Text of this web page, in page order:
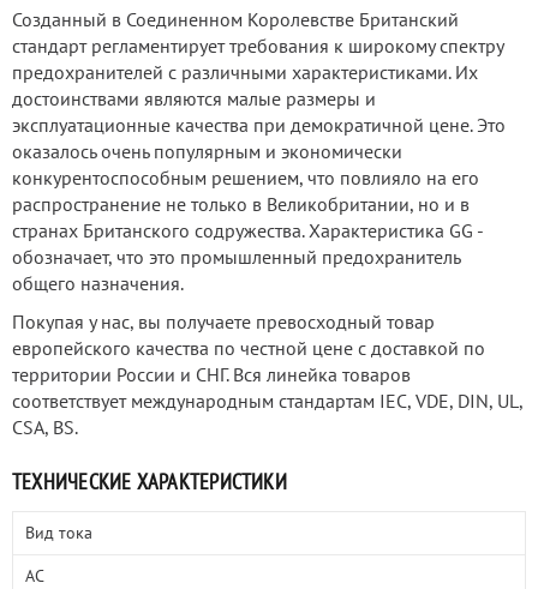
Созданный в Соединенном Королевстве Британский
стандарт регламентирует требования к широкому спектру
предохранителей с различными характеристиками. Их
достоинствами являются малые размеры и
эксплуатационные качества при демократичной цене. Это
оказалось очень популярным и экономически
конкурентоспособным решением, что повлияло на его
распространение не только в Великобритании, но и в
странах Британского содружества. Характеристика GG -
обозначает, что это промышленный предохранитель
общего назначения.
Покупая у нас, вы получаете превосходный товар
европейского качества по честной цене с доставкой по
территории России и СНГ. Вся линейка товаров
соответствует международным стандартам IEC, VDE, DIN, UL,
CSA, BS.
ТЕХНИЧЕСКИЕ ХАРАКТЕРИСТИКИ
Вид тока
AC